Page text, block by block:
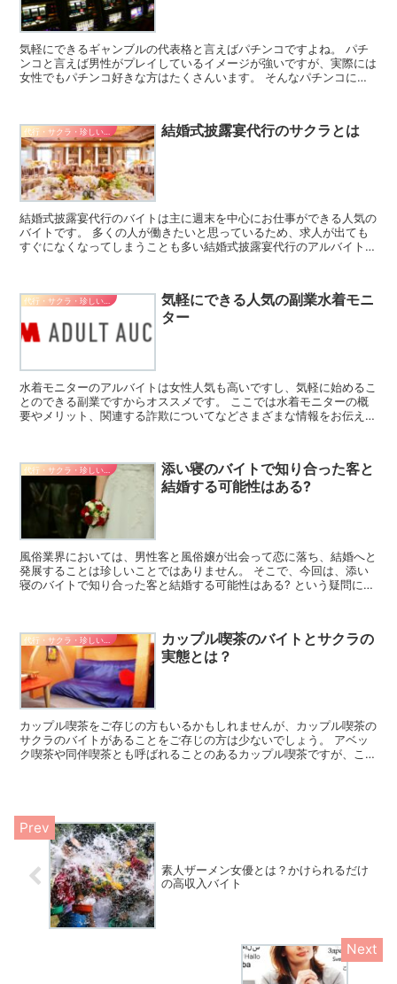
気軽にできるギャンブルの代表格と言えばパチンコですよね。 パチ
ンコと言えば男性がプレイしているイメージが強いですが、実際には
女性でもパチンコ好きな方はたくさんいます。 そんなパチンコに関
結婚式披露宴代行のサクラとは
結婚式披露宴代行のバイトは主に週末を中心にお仕事ができる人気の
バイトです。 多くの人が働きたいと思っているため、求人が出ても
すぐになくなってしまうことも多い結婚式披露宴代行のアルバイトで
気軽にできる人気の副業水着モニ
ター
水着モニターのアルバイトは女性人気も高いですし、気軽に始めるこ
とのできる副業ですからオススメです。 ここでは水着モニターの概
要やメリット、関連する詐欺についてなどさまざまな情報をお伝えし
代行・サクラ・珍しいバイト
添い寝のバイトで知り合った客と
結婚する可能性はある?
風俗業界においては、男性客と風俗嬢が出会って恋に落ち、結婚へと
発展することは珍しいことではありません。 そこで、今回は、添い
寝のバイトで知り合った客と結婚する可能性はある? という疑問にお
カップル喫茶のバイトとサクラの
実態とは？
カップル喫茶をご存じの方もいるかもしれませんが、カップル喫茶の
サクラのバイトがあることをご存じの方は少ないでしょう。 アベッ
ク喫茶や同伴喫茶とも呼ばれることのあるカップル喫茶ですが、ここ
素人ザーメン女優とは？かけられるだけ
の高収入バイト